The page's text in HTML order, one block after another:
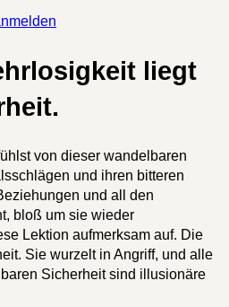
liegt
von dieser wandelbaren
und ihren bitteren
und all den
bloß um sie wieder
Lektion aufmerksam auf. Die
Sie wurzelt in Angriff, und alle
Sicherheit sind illusionäre